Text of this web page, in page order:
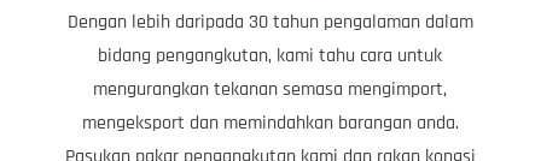
Dengan lebih daripada 30 tahun pengalaman dalam
bidang pengangkutan, kami tahu cara untuk
mengurangkan tekanan semasa mengimport,
mengeksport dan memindahkan barangan anda.